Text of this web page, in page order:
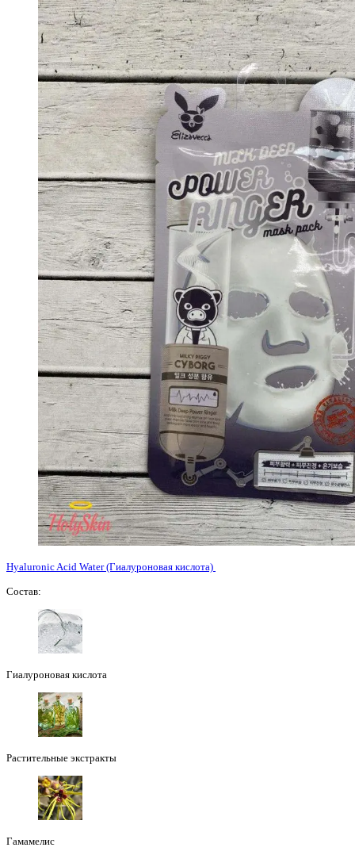
Hyaluronic Acid Water (Гиалуроновая кислота)
Состав:
Гиалуроновая кислота
Растительные экстракты
Гамамелис